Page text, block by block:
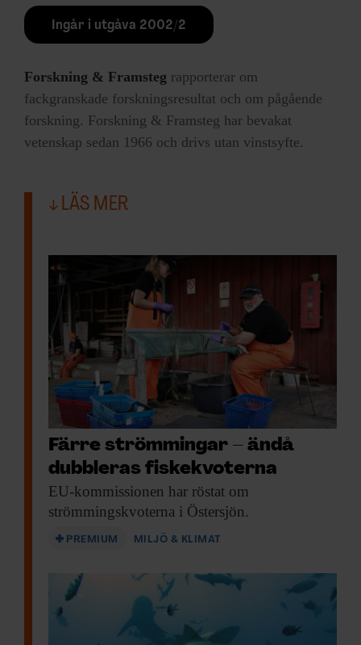
Ingår i utgåva 2002/2
Forskning & Framsteg rapporterar om
fackgranskade forskningsresultat och om pågående
forskning. Forskning & Framsteg har bevakat
vetenskap sedan 1966 och drivs utan vinstsyfte.
LÄS MER
Färre strömmingar – ändå
dubbleras fiskekvoterna
EU-kommissionen har röstat om
strömmingskvoterna i Östersjön.
PREMIUM MILJÖ & KLIMAT